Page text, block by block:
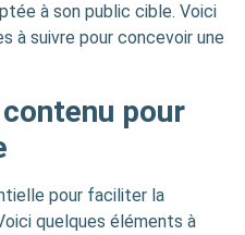
à son public cible. Voici
à suivre pour concevoir une
pour
pour faciliter la
quelques éléments à